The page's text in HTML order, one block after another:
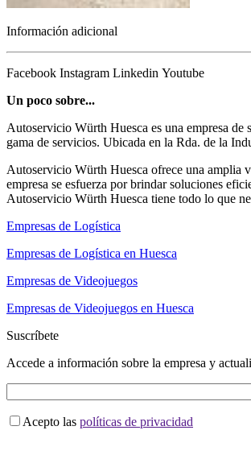
Información adicional
Facebook Instagram Linkedin Youtube
Un poco sobre...
Autoservicio Würth Huesca es una empresa de
gama de servicios. Ubicada en la Rda. de la
Autoservicio Würth Huesca ofrece una amplia
empresa se esfuerza por brindar soluciones
Autoservicio Würth Huesca tiene todo lo que
Empresas de Logística
Empresas de Logística en Huesca
Empresas de Videojuegos
Empresas de Videojuegos en Huesca
Suscríbete
Accede a información sobre la empresa y
Acepto las políticas de privacidad